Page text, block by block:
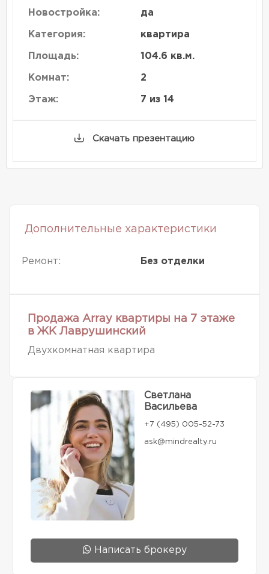
Новостройка: да
Категория: квартира
Площадь: 104.6 кв.м.
Комнат: 2
Этаж: 7 из 14
Скачать презентацию
Дополнительные характеристики
Ремонт: Без отделки
Продажа Array квартиры на 7 этаже
в ЖК Лаврушинский
Двухкомнатная квартира
Светлана
Васильева
+7 (495) 005-52-73
ask@mindrealty.ru
Написать брокеру